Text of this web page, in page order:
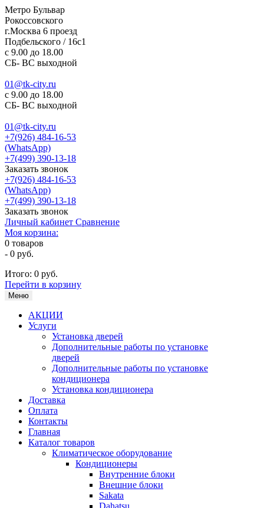
Метро Бульвар
Рокоссовского
г.Москва 6 проезд
Подбельского / 16с1
c 9.00 до 18.00
СБ- ВС выходной
01@tk-city.ru
c 9.00 до 18.00
СБ- ВС выходной
01@tk-city.ru
+7(926) 484-16-53
(WhatsApp)
+7(499) 390-13-18
Заказать звонок
+7(926) 484-16-53
(WhatsApp)
+7(499) 390-13-18
Заказать звонок
Личный кабинет Сравнение
Моя корзина:
0 товаров
- 0 руб.
Итого: 0 руб.
Перейти в корзину
Меню
АКЦИИ
Услуги
Установка дверей
Дополнительные работы по установке
дверей
Дополнительные работы по установке
кондиционера
Установка кондиционера
Доставка
Оплата
Контакты
Главная
Каталог товаров
Климатическое оборудование
Кондиционеры
Внутренние блоки
Внешние блоки
Sakata
Dahatsu